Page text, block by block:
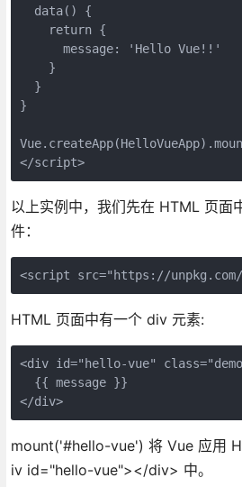
  data() {
    return {
      message: 'Hello Vue!!'
    }
  }
}
</script>
以上实例中，我们先在 HTML 页面
件：
<script src="https://unpkg.com/
HTML 页面中有一个 div 元素:
<div id="hello-vue"
  {{ message }}
</div>
mount('#hello-vue') 将 Vue 应用
iv id="hello-vue"></div> 中。